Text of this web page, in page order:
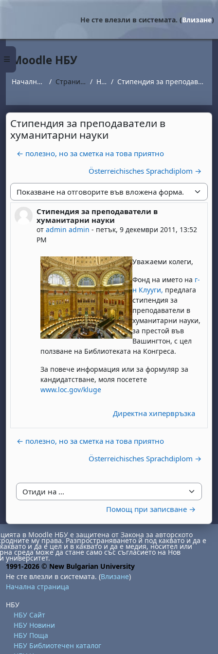
Страничен панел
Не сте влезли в системата. (Влизане)
Moodle НБУ
Начална страница Страници от сайта Новини Стипендия за преподаватели в хуманитарни науки
Стипендия за преподаватели в
хуманитарни науки
← полезно, но за сметка на това приятно
Österreichisches Sprachdiplom →
Начин на показване
Стипендия за преподаватели в
хуманитарни науки
отadmin admin - петък, 9 декември 2011, 13:52
PM
Number of replies: 0
Уважаеми колеги,
Фонд на името на г-
н Клууги, предлага
стипендия за
преподаватели в
хуманитарни науки,
за престой във
Вашингтон, с цел
ползване на Библиотеката на Конгреса.
За повече информация или за формуляр за
кандидатстване, моля посетете
www.loc.gov/kluge
Директна хипервръзка
← полезно, но за сметка на това приятно
Österreichisches Sprachdiplom →
Отиди на ...
Помощ при записване →
1 август
неделя, 2 август
6 август
август8 август
неделя, 9 август
август
август
15 август
неделя, 16 август
август
август
22 август
неделя, 23 август
август
август
29 август
неделя, 30 август
в Moodle НБУ е защитена от Закона за авторското
му права. Разпространяването й под каквато и да е
и да е цел и в каквато и да е медия, носител или
среда може да стане само със съгласието на Нов
университет.
1991-2026 © New Bulgarian University
Не сте влезли в системата. (Влизане)
Начална страница
НБУ
НБУ Сайт
НБУ Новини
НБУ Поща
НБУ Библиотечен каталог